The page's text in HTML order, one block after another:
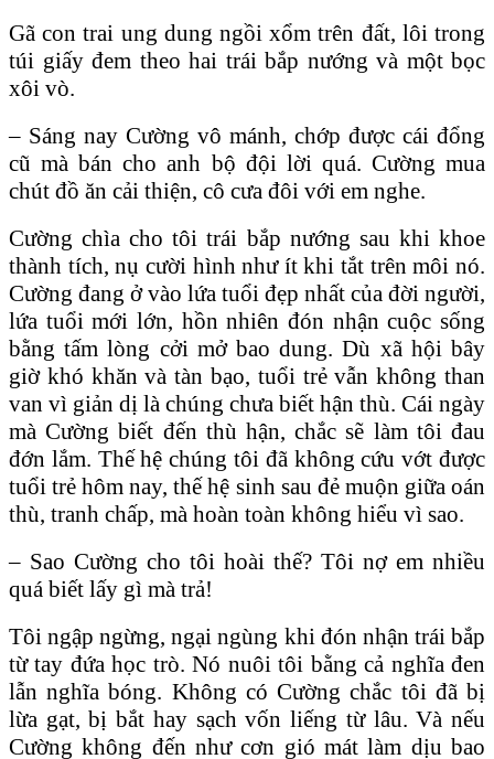
Gã con trai ung dung ngồi xổm trên đất, lôi trong
túi giấy đem theo hai trái bắp nướng và một bọc
xôi vò.
– Sáng nay Cường vô mánh, chớp được cái đổng
cũ mà bán cho anh bộ đội lời quá. Cường mua
chút đồ ăn cải thiện, cô cưa đôi với em nghe.
Cường chìa cho tôi trái bắp nướng sau khi khoe
thành tích, nụ cười hình như ít khi tắt trên môi nó.
Cường đang ở vào lứa tuổi đẹp nhất của đời người,
lứa tuổi mới lớn, hồn nhiên đón nhận cuộc sống
bằng tấm lòng cởi mở bao dung. Dù xã hội bây
giờ khó khăn và tàn bạo, tuổi trẻ vẫn không than
van vì giản dị là chúng chưa biết hận thù. Cái ngày
mà Cường biết đến thù hận, chắc sẽ làm tôi đau
đớn lắm. Thế hệ chúng tôi đã không cứu vớt được
tuổi trẻ hôm nay, thế hệ sinh sau đẻ muộn giữa oán
thù, tranh chấp, mà hoàn toàn không hiểu vì sao.
– Sao Cường cho tôi hoài thế? Tôi nợ em nhiều
quá biết lấy gì mà trả!
Tôi ngập ngừng, ngại ngùng khi đón nhận trái bắp
từ tay đứa học trò. Nó nuôi tôi bằng cả nghĩa đen
lẫn nghĩa bóng. Không có Cường chắc tôi đã bị
lừa gạt, bị bắt hay sạch vốn liếng từ lâu. Và nếu
Cường không đến như cơn gió mát làm dịu bao